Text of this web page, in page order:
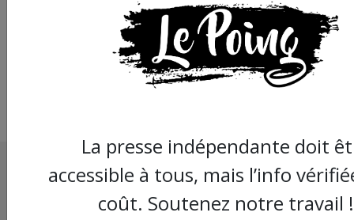
alourdie par
La presse indépendante doit
accessible à tous, mais l’info
coût. Soutenez notre travail !